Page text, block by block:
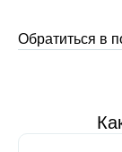
Обратиться в